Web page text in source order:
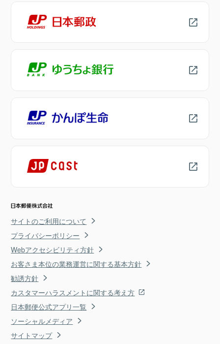
サイトのご利用について
プライバシーポリシー
Webアクセシビリティ方針
お客さま本位の業務運営に関する基本方針
勧誘方針
カスタマーハラスメントに関する考え方
日本郵便公式アプリ一覧
ソーシャルメディア
サイトマップ